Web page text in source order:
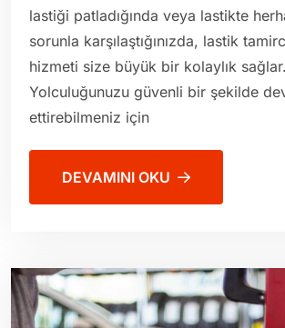
lastiği patladığında veya lastikte
sorunla karşılaştığınızda, lastik
hizmeti size büyük bir kolaylık sağlar.
Yolculuğunuzu güvenli bir şekilde
ettirebilmeniz için
DEVAMINI OKU